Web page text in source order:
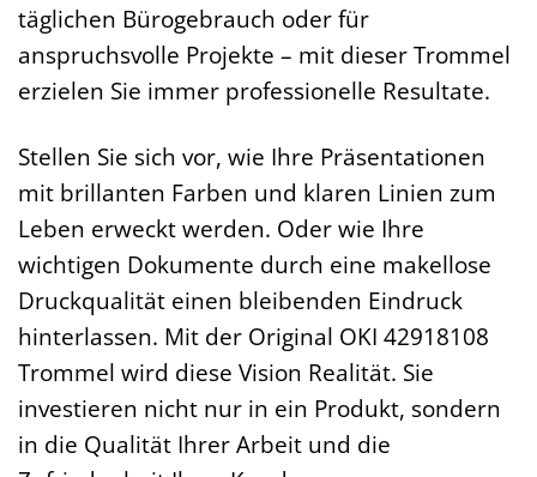
täglichen Bürogebrauch oder für
anspruchsvolle Projekte – mit dieser Trommel
erzielen Sie immer professionelle Resultate.
Stellen Sie sich vor, wie Ihre Präsentationen
mit brillanten Farben und klaren Linien zum
Leben erweckt werden. Oder wie Ihre
wichtigen Dokumente durch eine makellose
Druckqualität einen bleibenden Eindruck
hinterlassen. Mit der Original OKI 42918108
Trommel wird diese Vision Realität. Sie
investieren nicht nur in ein Produkt, sondern
in die Qualität Ihrer Arbeit und die